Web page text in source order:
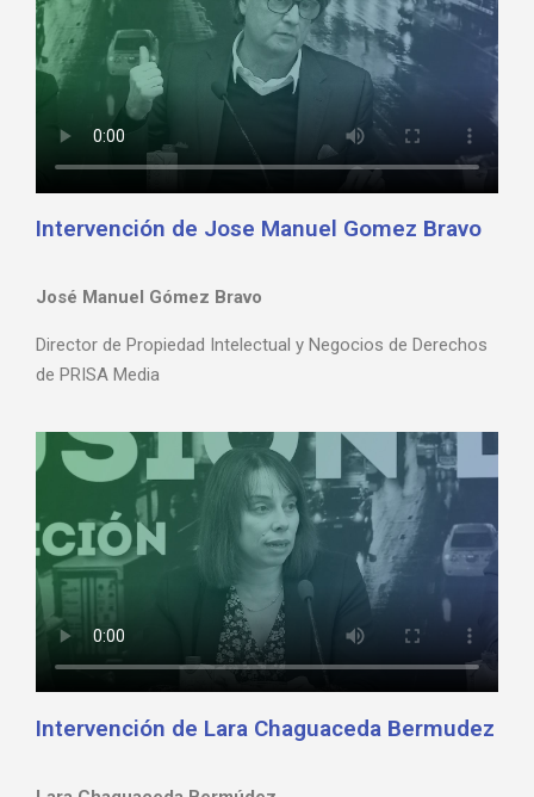
Intervención de Jose Manuel Gomez Bravo
José Manuel Gómez Bravo
Director de Propiedad Intelectual y Negocios de Derechos
de PRISA Media
Intervención de Lara Chaguaceda Bermudez